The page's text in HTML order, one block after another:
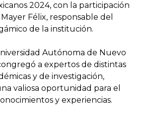
2024, con la participación
Félix, responsable del
de la institución.
Autónoma de Nuevo
a expertos de distintas
y de investigación,
valiosa oportunidad para el
y experiencias.